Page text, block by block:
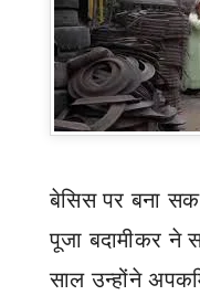
बेसिस पर बना
पूजा बदामीकर ने
साल उन्होंने